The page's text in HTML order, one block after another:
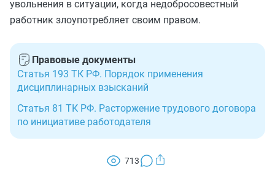
увольнения в ситуации, когда недобросовестный
работник злоупотребляет своим правом.
Правовые документы
Статья 193 ТК РФ. Порядок применения
дисциплинарных взысканий
Статья 81 ТК РФ. Расторжение трудового договора
по инициативе работодателя
713